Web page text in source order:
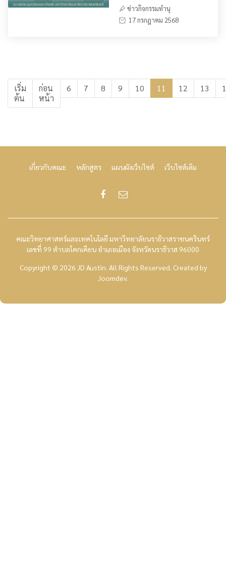
ข่าวกิจกรรมทำนุ
17 กรกฎาคม 2568
เริ่ม
ต้น
ก่อน
หน้า
6 7 8 9 10 11 12 13
เกี่ยวกับคณะ หลักสูตร แผนผังเว็บไซต์ เว็บไซต์เดิม
คณะวิทยาศาสตร์และเทคโนโลยี มหาวิทยาลัยนราธิวาสราชนครินทร์
เลขที่ 99 ตำบลโคกเคียน อำเภอเมือง จังหวัดนราธิวาส 96000
Copyright © 2026 JD Austin. All Rights Reserved. Created by
Joomdev.